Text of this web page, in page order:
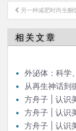
文
章
导
航
另一种减肥时尚生酮
相关文章
外泌体：科学
从再生神话到
方舟子 | 认识
方舟子 | 认识
方舟子 | 认识